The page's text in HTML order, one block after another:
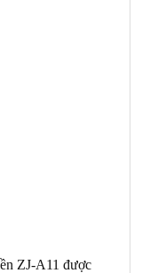
ZJ-A11 được